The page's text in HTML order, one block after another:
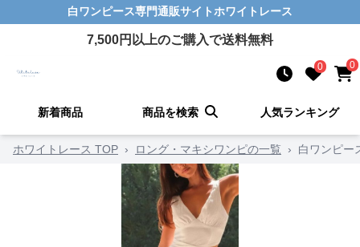
白ワンピース専門通販サイトホワイトレース
7,500円以上のご購入で送料無料
0 0
新着商品 商品を検索 人気ランキング
ホワイトレース TOP › ロング・マキシワンピの一覧 › 白ワンピー